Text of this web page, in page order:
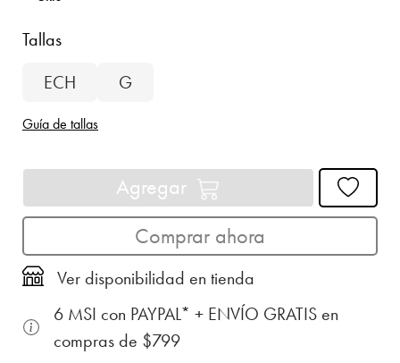
Tallas
ECH
G
Guía de tallas
Agregar
Comprar ahora
Ver disponibilidad en tienda
6 MSI con PAYPAL* + ENVÍO GRATIS en
compras de $799